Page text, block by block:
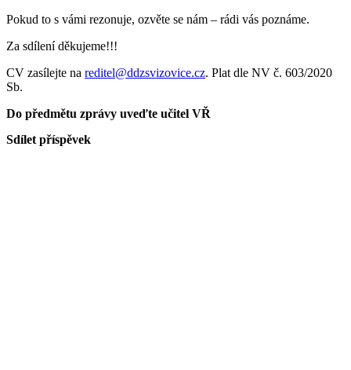
Pokud to s vámi rezonuje, ozvěte se nám – rádi vás poznáme.
Za sdílení děkujeme!!!
CV zasílejte na reditel@ddzsvizovice.cz. Plat dle NV č. 603/2020
Sb.
Do předmětu zprávy uveďte učitel VŘ
Sdílet příspěvek